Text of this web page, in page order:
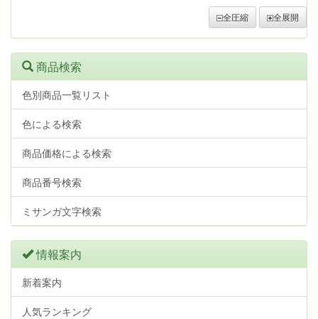
全圧縮 全展開
商品検索
色別商品一覧リスト
色による検索
商品価格による検索
商品番号検索
ミサンガ文字検索
情報案内
新着案内
人気ランキング